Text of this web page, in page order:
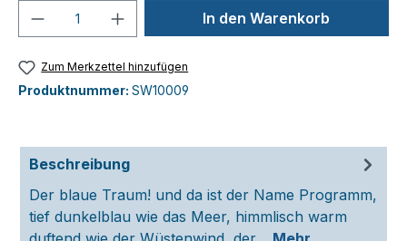
Produkt Anzahl: Gib denIn den Warenkorb
Zum Merkzettel hinzufügen
Produktnummer: SW10009
Beschreibung
Der blaue Traum! und da ist der Name Programm,
tief dunkelblau wie das Meer, himmlisch warm